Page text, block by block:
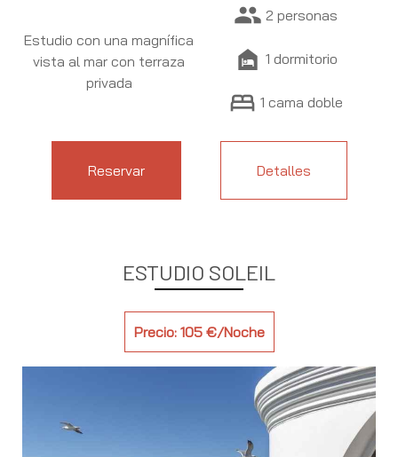
Estudio con una magnífica
vista al mar con terraza
privada
people 2 personas
night_shelter 1 dormitorio
bed 1 cama doble
Reservar Detalles
ESTUDIO SOLEIL
Precio: 105 €/Noche